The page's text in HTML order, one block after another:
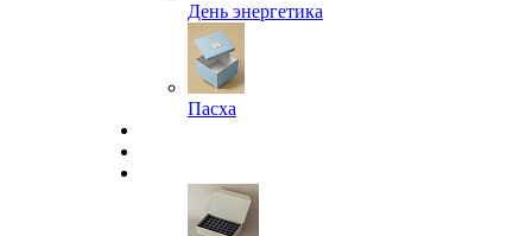
День энергетика
Пасха